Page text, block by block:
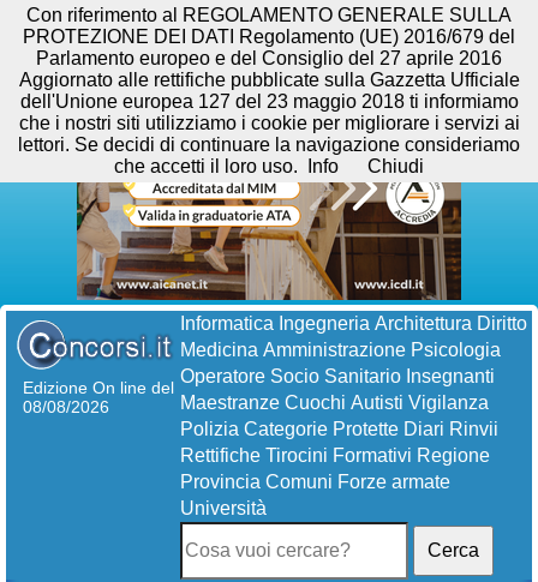
Edizione On line del
08/08/2026
Informatica Ingegneria Architettura Diritto
Medicina Amministrazione Psicologia
Operatore Socio Sanitario Insegnanti
Maestranze Cuochi Autisti Vigilanza
Polizia Categorie Protette Diari Rinvii
Rettifiche Tirocini Formativi Regione
Provincia Comuni Forze armate
Università
Cerca
Con riferimento al REGOLAMENTO GENERALE SULLA
PROTEZIONE DEI DATI Regolamento (UE) 2016/679 del
Parlamento europeo e del Consiglio del 27 aprile 2016
Aggiornato alle rettifiche pubblicate sulla Gazzetta Ufficiale
dell'Unione europea 127 del 23 maggio 2018 ti informiamo
che i nostri siti utilizziamo i cookie per migliorare i servizi ai
lettori. Se decidi di continuare la navigazione consideriamo
che accetti il loro uso.
Info Chiudi